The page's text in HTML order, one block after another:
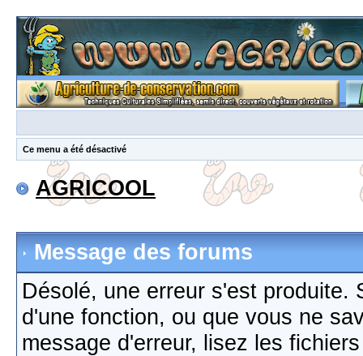
Ce menu a été désactivé
AGRICOOL
Message des forums
Désolé, une erreur s'est produite.
d'une fonction, ou que vous ne
message d'erreur, lisez les